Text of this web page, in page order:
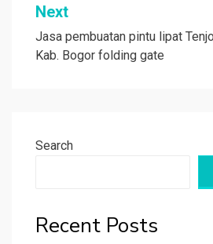
Next
Jasa pembuatan pintu lipat
Kab. Bogor folding gate
Search
Recent Posts